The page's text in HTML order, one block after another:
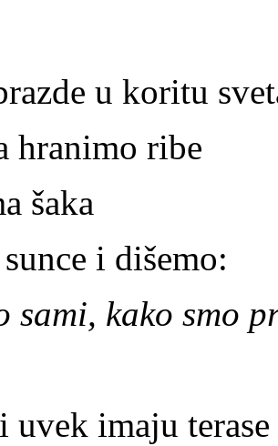
u koritu
hranimo ribe
šaka
i dišemo:
sami, kako smo
imaju terase